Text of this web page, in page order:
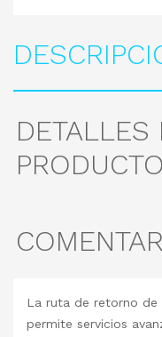
DETALLES
PRODUCTO
La ruta de retorno
permite servicios